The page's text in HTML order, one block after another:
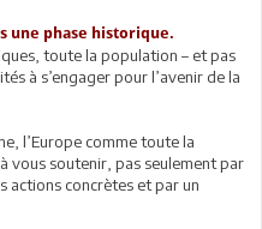
une phase historique.
toute la population – et pas
à s’engager pour l’avenir de la
l’Europe comme toute la
vous soutenir, pas seulement par
actions concrètes et par un